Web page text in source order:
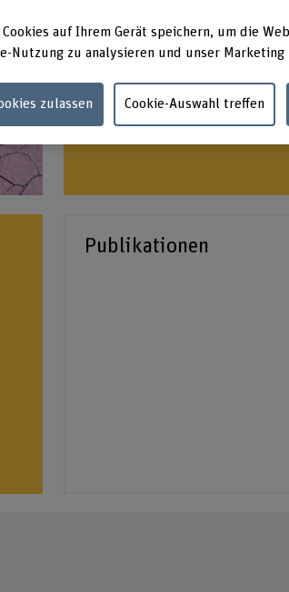
Publikationen
auf Ihrem Gerät speichern, um die
Nutzung zu analysieren und unser
zulassen Cookie-Auswahl treffen